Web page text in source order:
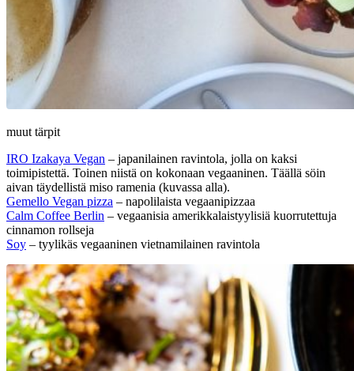
muut tärpit
IRO Izakaya Vegan – japanilainen ravintola, jolla on kaksi
toimipistettä. Toinen niistä on kokonaan vegaaninen. Täällä söin
aivan täydellistä miso ramenia (kuvassa alla).
Gemello Vegan pizza – napolilaista vegaanipizzaa
Calm Coffee Berlin – vegaanisia amerikkalaistyylisiä kuorrutettuja
cinnamon rollseja
Soy – tyylikäs vegaaninen vietnamilainen ravintola